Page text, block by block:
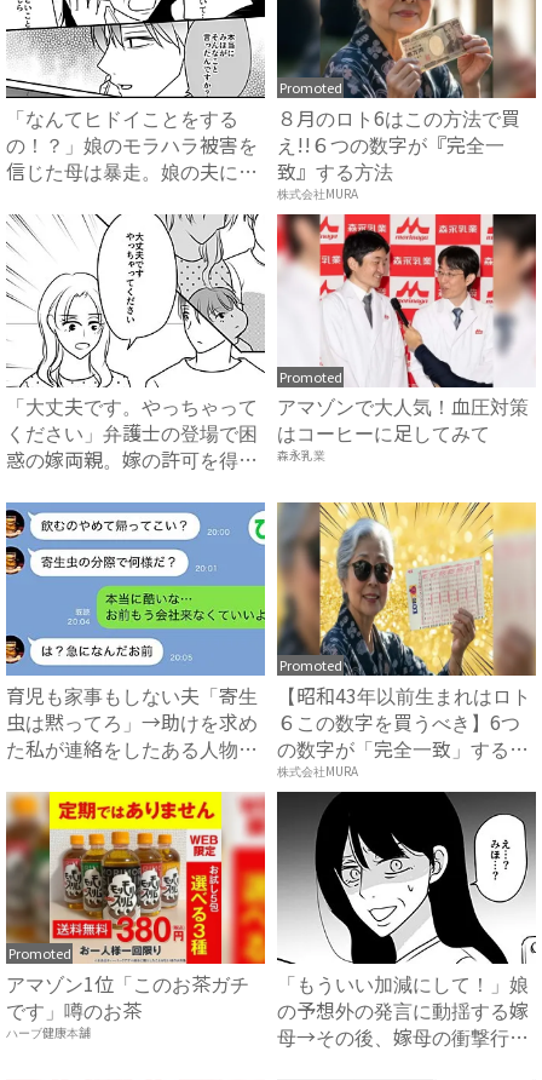
「なんてヒドイことをする
の！？」娘のモラハラ被害を
信じた母は暴走。娘の夫に電
Promoted
８月のロト6はこの方法で買
え!!６つの数字が『完全一
致』する方法
株式会社MURA
「大丈夫です。やっちゃって
ください」弁護士の登場で困
惑の嫁両親。嫁の許可を得た
Promoted
アマゾンで大人気！血圧対策
はコーヒーに足してみて
森永乳業
育児も家事もしない夫「寄生
虫は黙ってろ」→助けを求め
た私が連絡をしたある人物と
Promoted
【昭和43年以前生まれはロト
６この数字を買うべき】6つ
の数字が「完全一致」する
方...
株式会社MURA
Promoted
アマゾン1位「このお茶ガチ
です」噂のお茶
ハーブ健康本舗
「もういい加減にして！」娘
の予想外の発言に動揺する嫁
母→その後、嫁母の衝撃行動